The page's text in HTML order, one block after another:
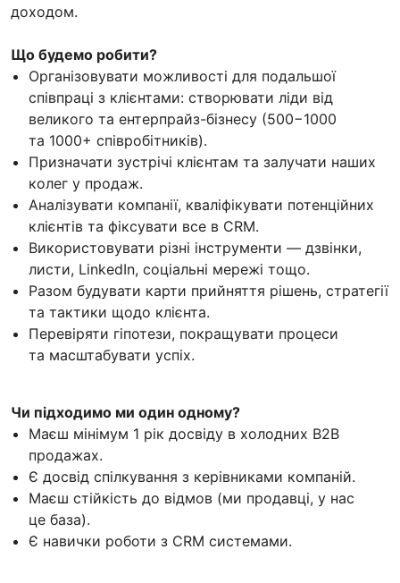
доходом.
Що будемо робити?
Організовувати можливості для подальшої
співпраці з клієнтами: створювати ліди від
великого та ентерпрайз-бізнесу (500−1000
та 1000+ співробітників).
Призначати зустрічі клієнтам та залучати наших
колег у продаж.
Аналізувати компанії, кваліфікувати потенційних
клієнтів та фіксувати все в CRM.
Використовувати різні інструменти — дзвінки,
листи, LinkedIn, соціальні мережі тощо.
Разом будувати карти прийняття рішень, стратегії
та тактики щодо клієнта.
Перевіряти гіпотези, покращувати процеси
та масштабувати успіх.
Чи підходимо ми один одному?
Маєш мінімум 1 рік досвіду в холодних B2B
продажах.
Є досвід спілкування з керівниками компаній.
Маєш стійкість до відмов (ми продавці, у нас
це база).
Є навички роботи з CRM системами.